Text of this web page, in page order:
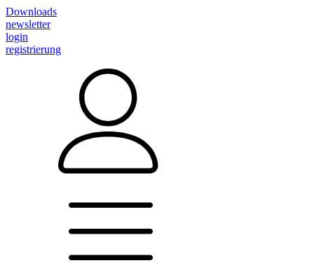
Downloads
newsletter
login
registrierung